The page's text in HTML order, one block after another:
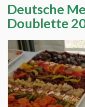
Deutsche
Doublette